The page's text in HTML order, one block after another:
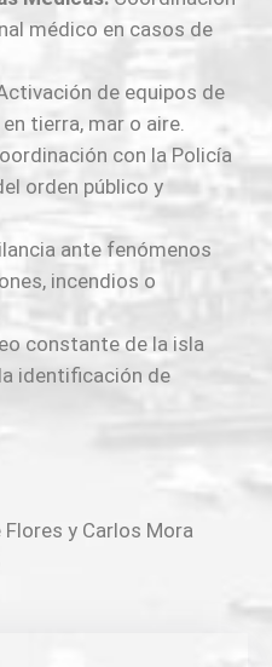
médico en casos de
de equipos de
tierra, mar o aire.
con la Policía
orden público y
ante fenómenos
incendios o
constante de la isla
identificación de
y Carlos Mora